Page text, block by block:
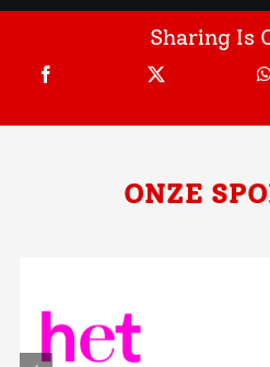
Sharing Is
ONZE